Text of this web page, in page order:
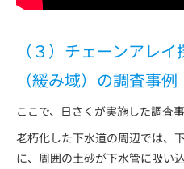
（３）チェーンアレ
（緩み域）の調査事例
ここで、日さくが実施した調査
老朽化した下水道の周辺では、
に、周囲の土砂が下水管に吸い